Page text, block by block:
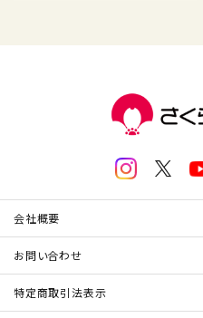
会社概要
お問い合わせ
特定商取引法表示